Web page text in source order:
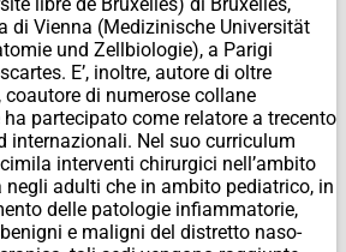
di Vienna (Medizinische Universität
und Zellbiologie), a Parigi
E’, inoltre, autore di oltre
di numerose collane
partecipato come relatore a trecento
internazionali. Nel suo curriculum
interventi chirurgici nell’ambito
adulti che in ambito pediatrico, in
delle patologie infiammatorie,
e maligni del distretto naso-